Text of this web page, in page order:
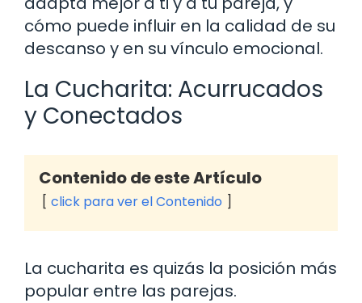
cómo puede influir en la calidad de su
descanso y en su vínculo emocional.
La Cucharita: Acurrucados
y Conectados
Contenido de este Artículo
click para ver el Contenido
La cucharita es quizás la posición más
popular entre las parejas.